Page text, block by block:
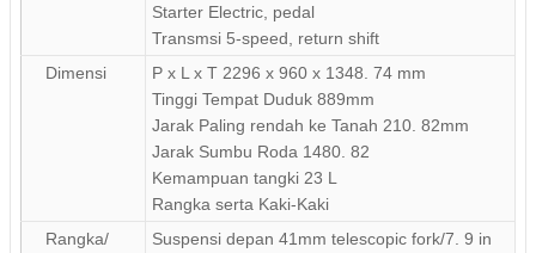
Starter Electric, pedal
Transmsi 5-speed, return shift
Dimensi
P x L x T 2296 x 960 x 1348. 74 mm
Tinggi Tempat Duduk 889mm
Jarak Paling rendah ke Tanah 210. 82mm
Jarak Sumbu Roda 1480. 82
Kemampuan tangki 23 L
Rangka serta Kaki-Kaki
Rangka/
Suspensi depan 41mm telescopic fork/7. 9 in